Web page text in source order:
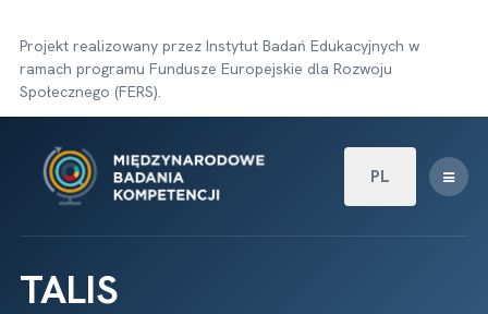
Projekt realizowany przez Instytut Badań Edukacyjnych w
ramach programu Fundusze Europejskie dla Rozwoju
Społecznego (FERS).
Wybierz swój język
PL
TALIS